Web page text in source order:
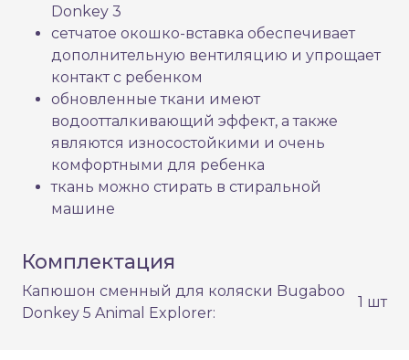
Donkey 3
сетчатое окошко-вставка обеспечивает
дополнительную вентиляцию и упрощает
контакт с ребенком
обновленные ткани имеют
водоотталкивающий эффект, а также
являются износостойкими и очень
комфортными для ребенка
ткань можно стирать в стиральной
машине
Комплектация
Капюшон сменный для коляски Bugaboo
Donkey 5 Animal Explorer:
1 шт